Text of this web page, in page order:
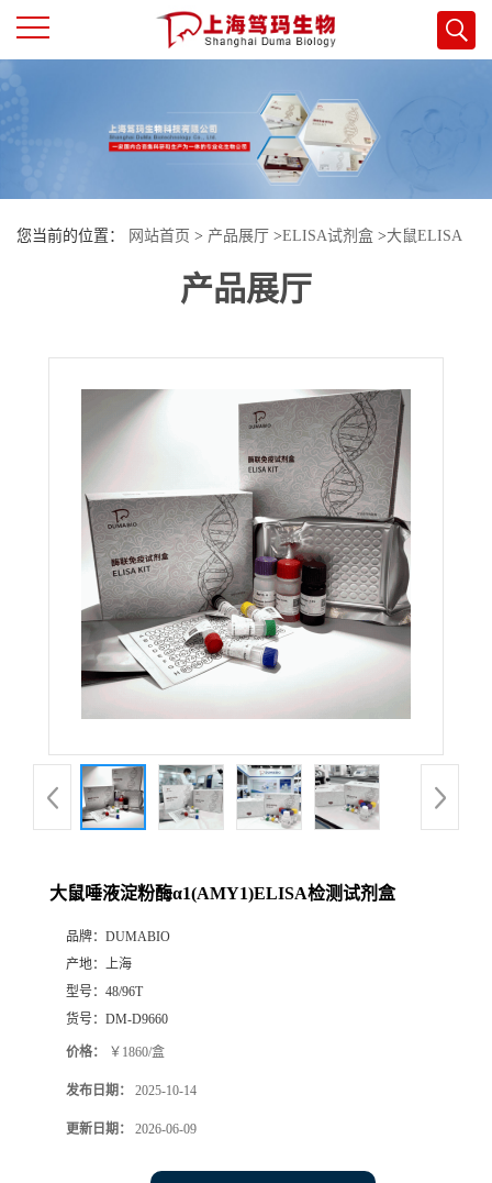
页
司
品
您当前的位置： 网站首页 > 产品展厅 >ELISA试剂盒 >大鼠ELISA
大鼠唾液淀粉酶α1(AMY1)ELISA检测试剂盒
产品展厅
大鼠唾液淀粉酶α1(AMY1)ELISA检测试剂盒
品牌： DUMABIO
产地： 上海
型号： 48/96T
货号： DM-D9660
价格： ￥1860/盒
发布日期： 2025-10-14
更新日期： 2026-06-09